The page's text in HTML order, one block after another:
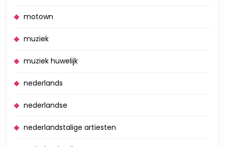
motown
muziek
muziek huwelijk
nederlands
nederlandse
nederlandstalige artiesten